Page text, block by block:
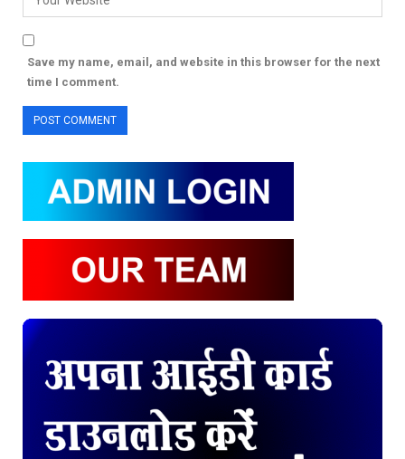
Save my name, email, and website in this browser for the next
time I comment.